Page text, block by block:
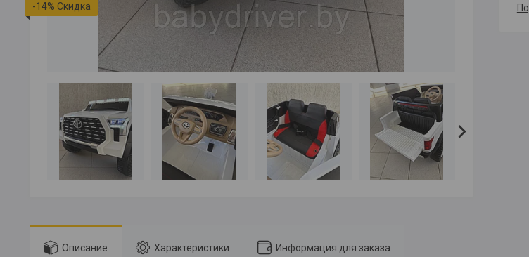
-14%
Описание Характеристики Информация для заказа